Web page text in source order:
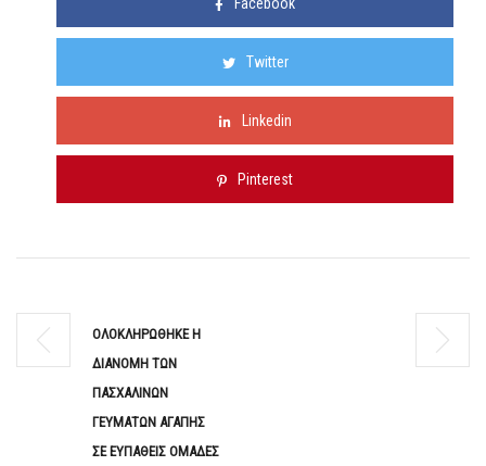
Facebook
Twitter
Linkedin
Pinterest
ΟΛΟΚΛΗΡΩΘΗΚΕ Η
ΔΙΑΝΟΜΗ ΤΩΝ
ΠΑΣΧΑΛΙΝΩΝ
ΓΕΥΜΑΤΩΝ ΑΓΑΠΗΣ
ΣΕ ΕΥΠΑΘΕΙΣ ΟΜΑΔΕΣ